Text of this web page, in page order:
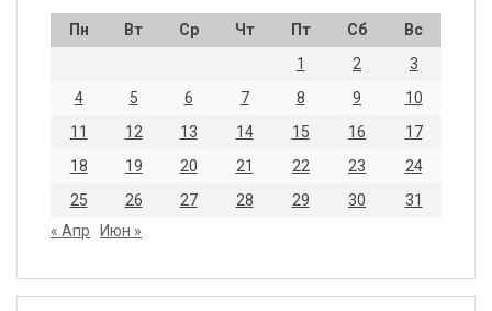
Пн Вт Ср Чт Пт Сб
Вс
1
2
3
4
5 6 7 8 9
10
11
12 13 14 15 16
17
18
19 20 21 22 23
24
25
26 27 28 29 30
31
« Апр
Июн »